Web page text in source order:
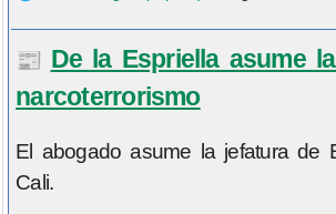
📰 De la Espriella asume
narcoterrorismo
El abogado asume la jefatura de
Cali.